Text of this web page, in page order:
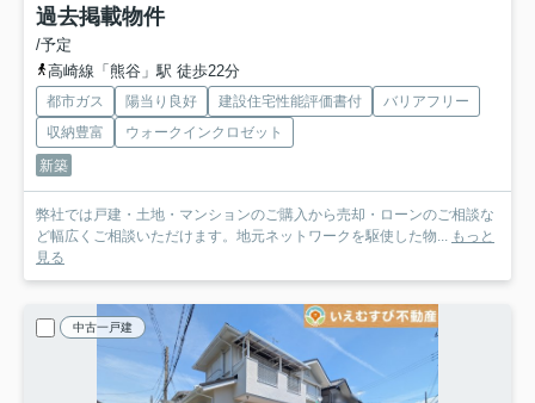
過去掲載物件
/予定
高崎線「熊谷」駅 徒歩22分
都市ガス 陽当り良好 建設住宅性能評価書付
バリアフリー
収納豊富
ウォークインクロゼット
新築
弊社では戸建・土地・マンションのご購入から売却・ローンのご相談な
ど幅広くご相談いただけます。地元ネットワークを駆使した物...
もっと
見る
中古一戸建